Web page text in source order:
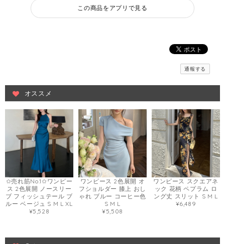
この商品をアプリで見る
通報する
オススメ
✩売れ筋No.1✩ワンピー
ス 2色展開 ノースリー
ブ フィッシュテール ブ
ルー ベージュ S M L XL
¥5,528
ワンピース 2色展開 オ
フショルダー 膝上 おし
ゃれ ブルー コーヒー色
S M L
¥5,508
ワンピース スクエアネ
ック 花柄 ペプラム ロ
ング丈 スリット S M L
¥6,489